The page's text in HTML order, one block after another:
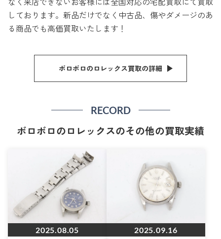
しております。新品だけでなく中古品、傷やダメージのあ
る商品でも高価買取いたします！
ボロボロのロレックス買取の詳細
RECORD
ボロボロのロレックスのその他の買取実績
2025.08.05 2025.09.16